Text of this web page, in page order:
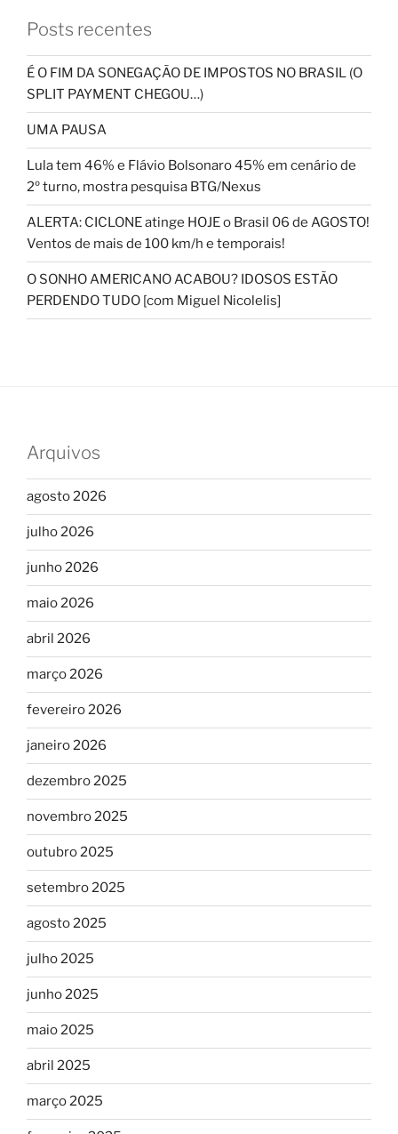
Posts recentes
É O FIM DA SONEGAÇÃO DE IMPOSTOS NO BRASIL (O
SPLIT PAYMENT CHEGOU…)
UMA PAUSA
Lula tem 46% e Flávio Bolsonaro 45% em cenário de
2º turno, mostra pesquisa BTG/Nexus
ALERTA: CICLONE atinge HOJE o Brasil 06 de AGOSTO!
Ventos de mais de 100 km/h e temporais!
O SONHO AMERICANO ACABOU? IDOSOS ESTÃO
PERDENDO TUDO [com Miguel Nicolelis]
Arquivos
agosto 2026
julho 2026
junho 2026
maio 2026
abril 2026
março 2026
fevereiro 2026
janeiro 2026
dezembro 2025
novembro 2025
outubro 2025
setembro 2025
agosto 2025
julho 2025
junho 2025
maio 2025
abril 2025
março 2025